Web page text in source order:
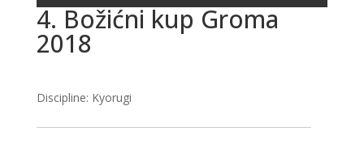
4. Božićni kup Groma
2018
Discipline: Kyorugi